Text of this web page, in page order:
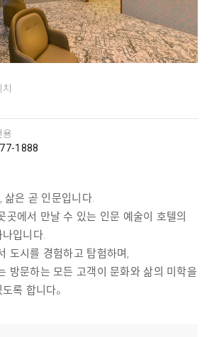
용
1888
곧 인문입니다.
만날 수 있는 인문 예술이 호텔의
도시를 경험하고 탐험하며,
모든 고객이 문화와 삶의 미학을
합니다。